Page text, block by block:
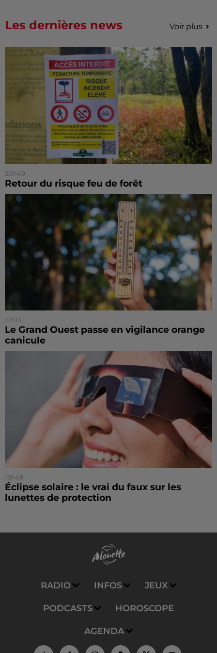
Les dernières news Voir plus
20h49
Retour du risque feu de forêt
17h13
Le Grand Ouest passe en vigilance orange
canicule
15h48
Éclipse solaire : le vrai du faux sur les
lunettes de protection
RADIO INFOS JEUX
PODCASTS HOROSCOPE
AGENDA